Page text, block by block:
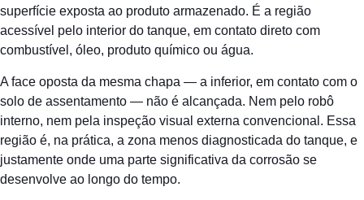
superfície exposta ao produto armazenado. É a região
acessível pelo interior do tanque, em contato direto com
combustível, óleo, produto químico ou água.
A face oposta da mesma chapa — a inferior, em contato com o
solo de assentamento — não é alcançada. Nem pelo robô
interno, nem pela inspeção visual externa convencional. Essa
região é, na prática, a zona menos diagnosticada do tanque, e
justamente onde uma parte significativa da corrosão se
desenvolve ao longo do tempo.